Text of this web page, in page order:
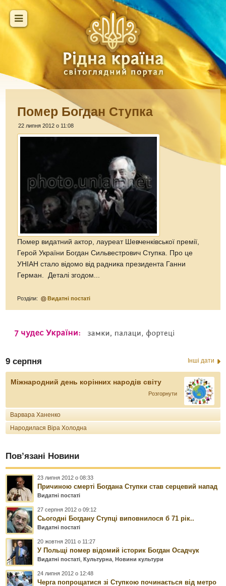
Помер Богдан Ступка
22 липня 2012 о 11:08
Помер видатний актор, лауреат Шевченківської премії,
Герой України Богдан Сильвестрович Ступка. Про це
УНІАН стало відомо від радника президента Ганни
Герман. Деталі згодом...
Розділи: Видатні постаті
9 серпня Інші дати
Міжнародний день корінних народів світу
Розгорнути
Варвара Ханенко
Народилася Віра Холодна
Пов’язані Новини
23 липня 2012 о 08:33
Причиною смерті Богдана Ступки став серцевий напад
Видатні постаті
27 серпня 2012 о 09:12
Сьогодні Богдану Ступці виповнилося б 71 рік..
Видатні постаті
20 жовтня 2011 о 11:27
У Польщі помер відомий історик Богдан Осадчук
Видатні постаті ,Культурна ,Новини культури
24 липня 2012 о 12:48
Черга попрощатися зі Ступкою починається від метро